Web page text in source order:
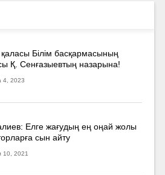
Білім басқармасының
Қ. Сенғазыевтың назарына!
4, 2023
Елге жағудың ең оңай жолы
сын айту
10, 2021